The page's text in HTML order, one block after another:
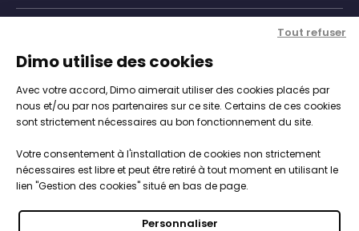
Dimo utilise des cookies
Avec votre accord, Dimo aimerait utiliser des cookies placés par
nous et/ou par nos partenaires sur ce site. Certains de ces cookies
sont strictement nécessaires au bon fonctionnement du site.
Votre consentement à l'installation de cookies non strictement
nécessaires est libre et peut être retiré à tout moment en utilisant le
lien "Gestion des cookies" situé en bas de page.
Tout refuser
Personnaliser
Historique DIMO
Nos agences
Catalogue objets publicitaires

Expertise, conseil et service client
Personnalisation de vos objets
Engagements, Normes & Sécurité
Studios PAO intégré
Vos objets 100% sur-mesure
Informations 
CGV
Mentions légales
Politique de cookies
Notre démarche RSE 
Nous intégrons les enjeux du développement durable